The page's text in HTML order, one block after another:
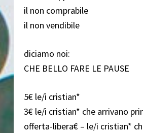
il non comprabile
il non vendibile
diciamo noi:
CHE BELLO FARE LE PAUSE
5€ le/i cristian*
3€ le/i cristian* che arrivano
offerta-libera€ – le/i cristian*